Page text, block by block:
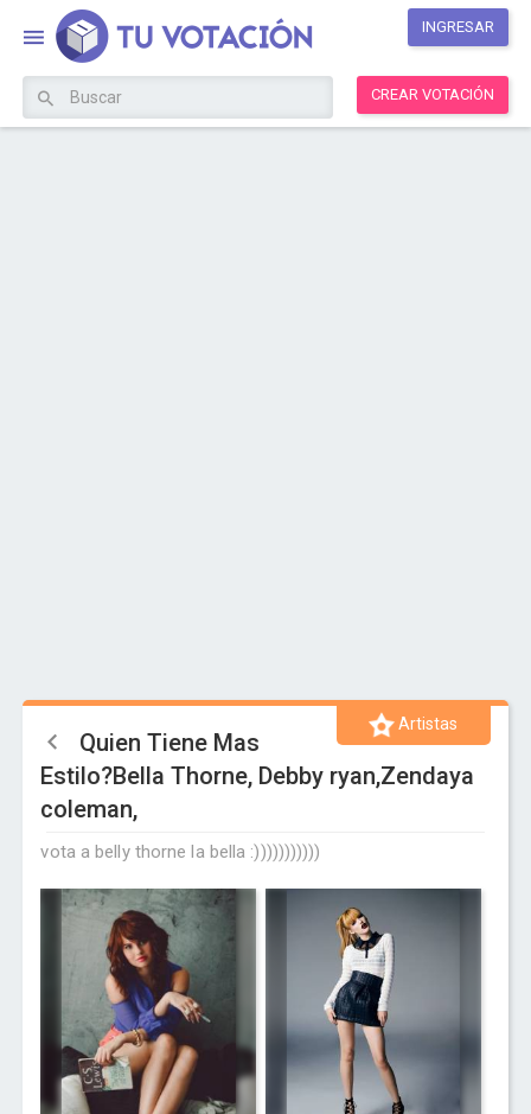
INGRESAR
CREAR VOTACIÓN
Artistas
Quien Tiene Mas
Estilo?Bella Thorne, Debby ryan,Zendaya
coleman,
vota a belly thorne la bella :)))))))))))